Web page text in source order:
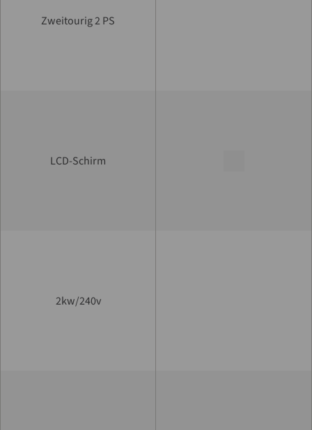
Zweitourig 2 PS
LCD-Schirm
2kw/240v